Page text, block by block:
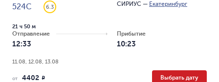
524С 6.3 СИРИУС — Екатеринбург
Отправление
12:33
21 ч 50 м
Прибытие
10:23
11.08, 12.08, 13.08
от 4402 R Выбрать дату